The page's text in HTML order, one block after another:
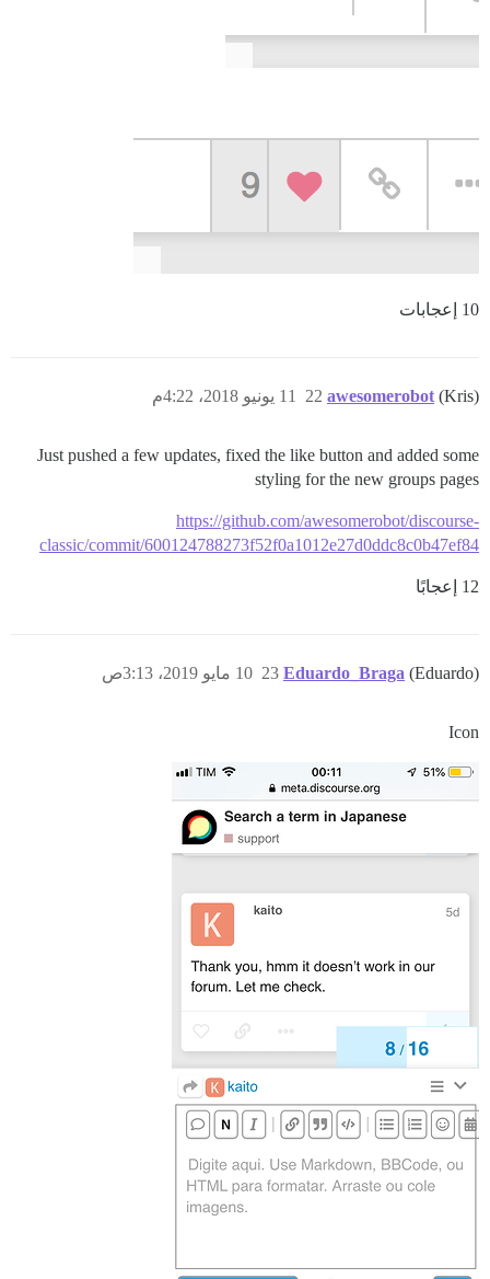
10 إعجابات
awesomerobot (Kris) 11 يونيو 2018، 4:22م 22
Just pushed a few updates, fixed the like button and added some
styling for the new groups pages
https://github.com/awesomerobot/discourse-
classic/commit/600124788273f52f0a1012e27d0ddc8c0b47ef84
12 إعجابًا
Eduardo_Braga (Eduardo) 10 مايو 2019، 3:13ص 23
Icon